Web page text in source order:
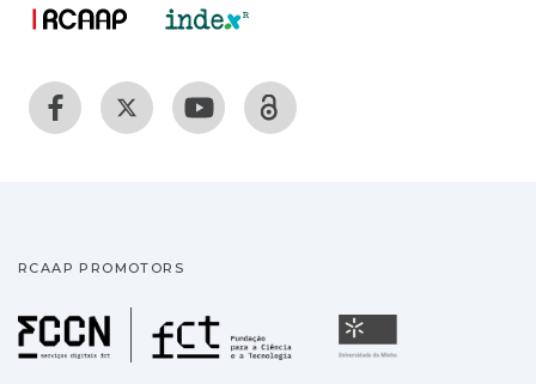
RCAAP PROMOTORS
Fundação para a